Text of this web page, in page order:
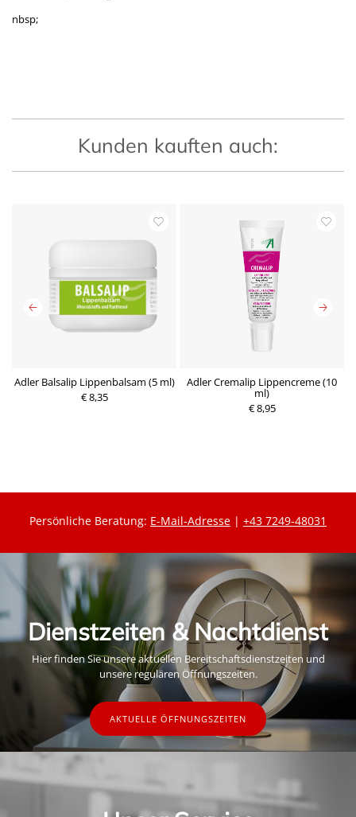
nbsp;
Kunden kauften auch:
Adler Balsalip Lippenbalsam (5 ml)
€ 8,35
Adler Cremalip Lippencreme (10
ml)
€ 8,95
Persönliche Beratung: E-Mail-Adresse | +43 7249-48031
Dienstzeiten & Nachtdienst
Hier finden Sie unsere aktuellen Bereitschaftsdienstzeiten und
unsere regulären Öffnungszeiten.
AKTUELLE ÖFFNUNGSZEITEN